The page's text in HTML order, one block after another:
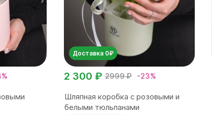
Доставка 0₽
2999 ₽ -23%
2 300 ₽
Шляпная коробка с розовыми и
белыми тюльпанами